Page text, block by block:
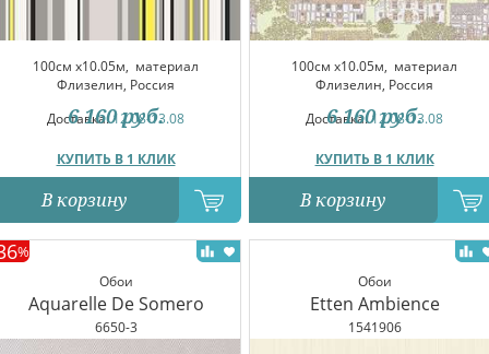
100см x10.05м, материал
Флизелин, Россия
Доставка:12.08-13.08
КУПИТЬ В 1 КЛИК
6 160 руб.
В корзину
100см x10.05м, материал
Флизелин, Россия
Доставка:12.08-13.08
КУПИТЬ В 1 КЛИК
6 160 руб.
В корзину
Обои
Aquarelle De Somero
6650-3
%
Обои
Etten Ambience
1541906